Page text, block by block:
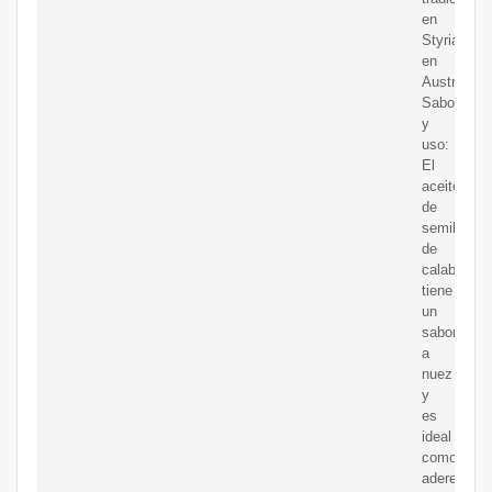
en
Styria
en
Austria.
Sabor
y
uso:
El
aceite
de
semilla
de
calabaza
tiene
un
sabor
a
nuez
y
es
ideal
como
aderezo